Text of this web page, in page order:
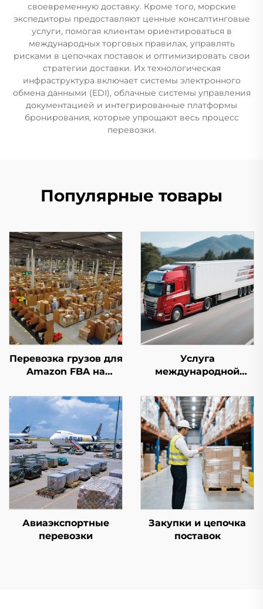
своевременную доставку. Кроме того, морские
экспедиторы предоставляют ценные консалтинговые
услуги, помогая клиентам ориентироваться в
международных торговых правилах, управлять
рисками в цепочках поставок и оптимизировать свои
стратегии доставки. Их технологическая
инфраструктура включает системы электронного
обмена данными (EDI), облачные системы управления
документацией и интегрированные платформы
бронирования, которые упрощают весь процесс
перевозки.
Популярные товары
Перевозка грузов для
Amazon FBA на
Услуга
международной
(DHL/FEDEX/UPS)
Авиаэкспортные
перевозки
Закупки и цепочка
поставок